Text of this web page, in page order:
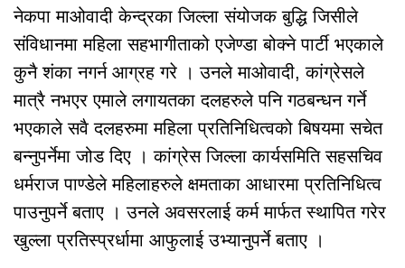
नेकपा माओवादी केन्द्रका जिल्ला संयोजक बुद्धि जिसीले
संविधानमा महिला सहभागीताको एजेण्डा बोक्ने पार्टी भएकाले
कुनै शंका नगर्न आग्रह गरे । उनले माओवादी, कांग्रेसले
मात्रै नभएर एमाले लगायतका दलहरुले पनि गठबन्धन गर्ने
भएकाले सवै दलहरुमा महिला प्रतिनिधित्वको बिषयमा सचेत
बन्नुपर्नेमा जोड दिए । कांग्रेस जिल्ला कार्यसमिति सहसचिव
धर्मराज पाण्डेले महिलाहरुले क्षमताका आधारमा प्रतिनिधित्व
पाउनुपर्ने बताए । उनले अवसरलाई कर्म मार्फत स्थापित गरेर
खुल्ला प्रतिस्प्रर्धामा आफुलाई उभ्यानुपर्ने बताए ।